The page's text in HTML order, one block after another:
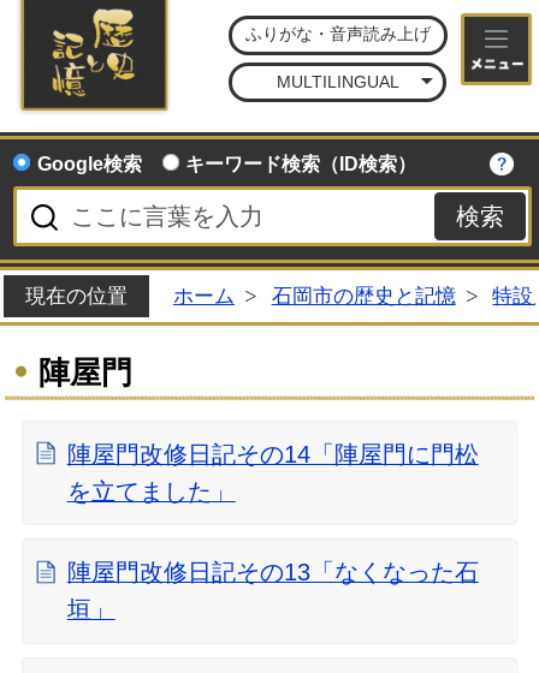
石
ふりがな・音声読み上げ
MULTILINGUAL
Google検索 キーワード検索（ID検索）
現在の位置 ホーム 石岡市の歴史と記憶 特設
陣屋門
陣屋門改修日記その14「陣屋門に門松
を立てました」
陣屋門改修日記その13「なくなった石
垣」